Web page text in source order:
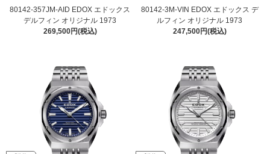
80142-357JM-AID EDOX エドックス
デルフィン オリジナル 1973
269,500円(税込)
80142-3M-VIN EDOX エドックス デ
ルフィン オリジナル 1973
247,500円(税込)